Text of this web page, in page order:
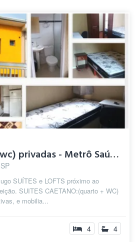
Suítes(quarto + wc) privadas - Metrô Saúde/S.Judas/Conceição
SUÍTES e LOFTS próximo ao
SUITES CAETANO:(quarto + WC)
e mobilia...
4 4